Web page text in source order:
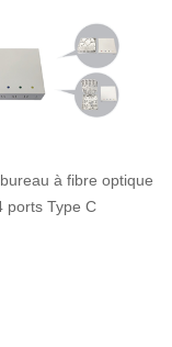
à fibre optique
ports Type C